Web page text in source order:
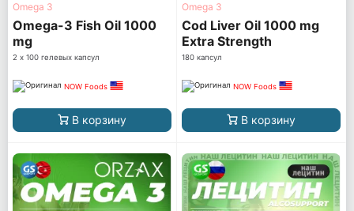
Omega 3
Omega-3 Fish Oil 1000
mg
2 х 100 гелевых капсул
NOW Foods
В корзину
Omega 3
Cod Liver Oil 1000 mg
Extra Strength
180 капсул
NOW Foods
В корзину